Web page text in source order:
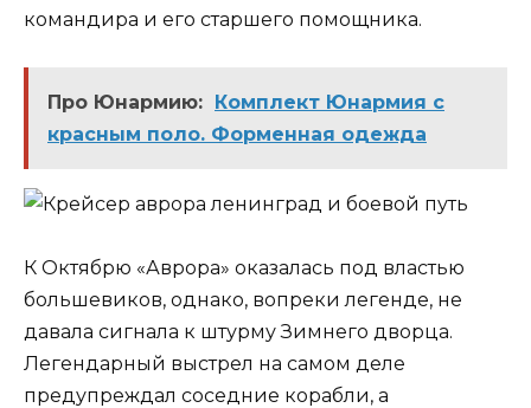
командира и его старшего помощника.
Про Юнармию: Комплект Юнармия с
красным поло. Форменная одежда
К Октябрю «Аврора» оказалась под властью
большевиков, однако, вопреки легенде, не
давала сигнала к штурму Зимнего дворца.
Легендарный выстрел на самом деле
предупреждал соседние корабли, а